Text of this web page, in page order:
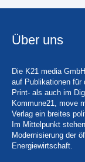
Über uns
Die K21 media
auf Publikationen für
Print- als auch im
Kommune21, move
Verlag ein breites
Im Mittelpunkt
Modernisierung der
Energiewirtschaft.